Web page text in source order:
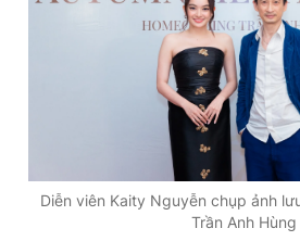
Diễn viên Kaity Nguyễn chụp ảnh
Trần Anh Hùng